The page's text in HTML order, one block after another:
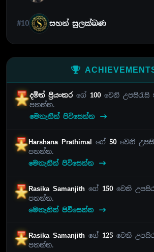
#10 සහන් සුලක්ඛණ
දමිත් ප්‍රියංකරගේ 100වෙනි
පතන්න.
මෙතැනින් පිවිසෙන්න
Harshana Prathimal ගේ 50වෙනි
පතන්න.
මෙතැනින් පිවිසෙන්න
Rasika Samanjithගේ 150වෙනි
පතන්න.
මෙතැනින් පිවිසෙන්න
Rasika Samanjithගේ 125 වෙනි
පතන්න.